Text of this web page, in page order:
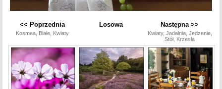
<< Poprzednia
Kosmea, Białe, Kwiaty
Losowa Następna >>
Kwiaty, Jadalnia, Jedzenie,
Stół, Krzesła